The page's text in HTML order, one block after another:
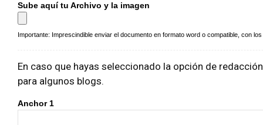
Sube aquí tu Archivo y la imagen
Importante: Imprescindible enviar el documento en formato word o compatible, con
En caso que hayas seleccionado la opción de
para algunos blogs.
Anchor 1